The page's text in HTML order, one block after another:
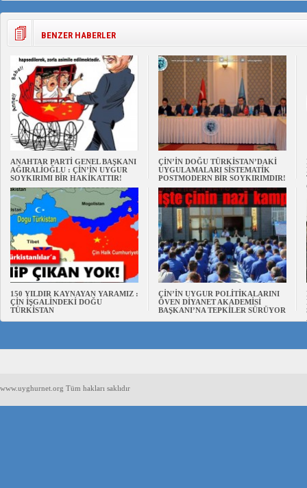
BENZER HABERLER
ANAHTAR PARTİ GENEL BAŞKANI
AĞIRALİOĞLU : ÇİN’İN UYGUR
SOYKIRIMI BİR HAKİKATTIR!
ÇİN’İN DOĞU TÜRKİSTAN’DAKİ
UYGULAMALARI SİSTEMATİK
POSTMODERN BİR SOYKIRIMDIR!
150 YILDIR KAYNAYAN YARAMIZ :
ÇİN İŞGALİNDEKİ DOĞU
TÜRKİSTAN
ÇİN’İN UYGUR POLİTİKALARINI
ÖVEN DİYANET AKADEMİSİ
BAŞKANI’NA TEPKİLER SÜRÜYOR
www.uyghurnet.org Tüm hakları saklıdır